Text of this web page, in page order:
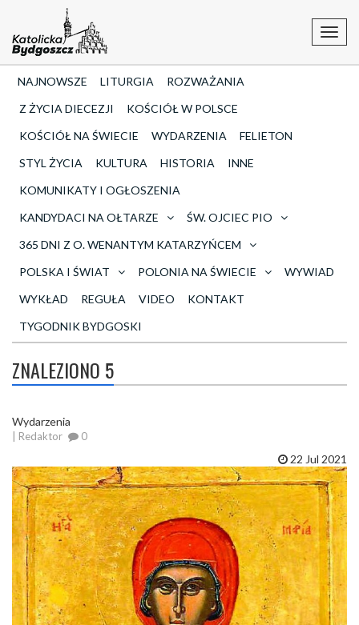
NAJNOWSZE LITURGIA
ROZWAŻANIA
Z ŻYCIA DIECEZJI
KOŚCIÓŁ W POLSCE
KOŚCIÓŁ NA ŚWIECIE
WYDARZENIA
FELIETON
STYL ŻYCIA
KULTURA HISTORIA
INNE
KOMUNIKATY I OGŁOSZENIA
KANDYDACI NA OŁTARZE
ŚW. OJCIEC PIO
365 DNI Z O. WENANTYM KATARZYŃCEM
POLSKA I ŚWIAT
POLONIA NA ŚWIECIE
WYWIAD
WYKŁAD
REGUŁA VIDEO
KONTAKT
TYGODNIK BYDGOSKI
ZNALEZIONO 5
Wydarzenia
| Redaktor 0
22 Jul 2021